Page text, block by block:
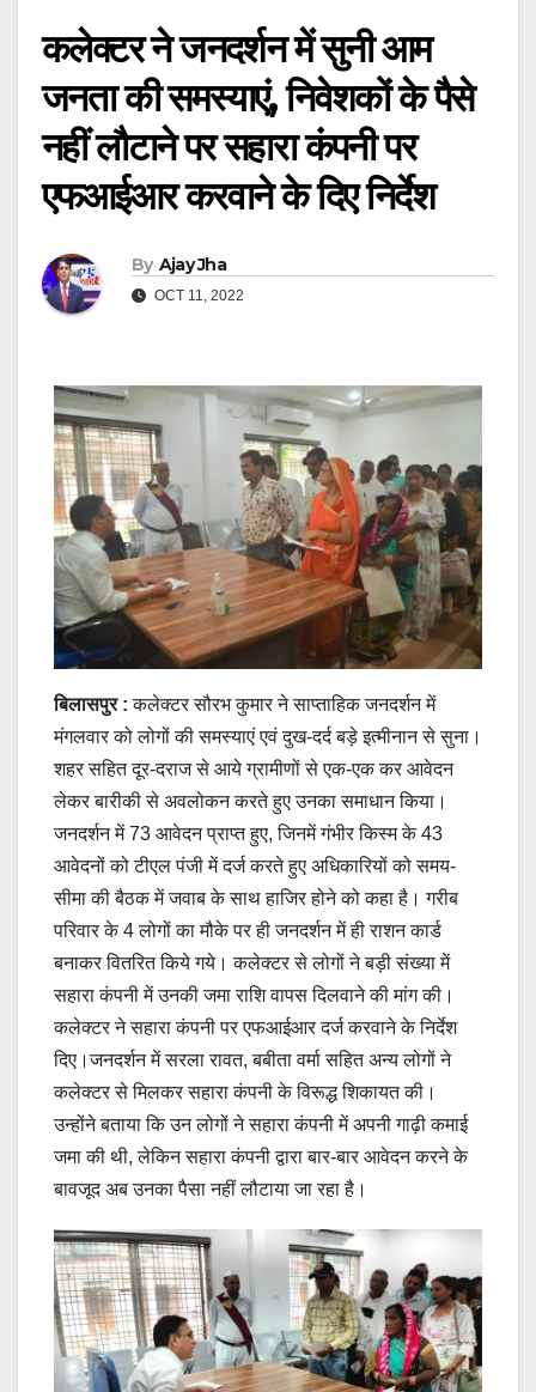
कलेक्टर ने जनदर्शन में सुनी आम
जनता की समस्याएं, निवेशकों के पैसे
नहीं लौटाने पर सहारा कंपनी पर
एफआईआर करवाने के दिए निर्देश
By Ajay Jha
OCT 11, 2022
बिलासपुर :कलेक्टर सौरभ कुमार ने साप्ताहिक जनदर्शन में
मंगलवार को लोगों की समस्याएं एवं दुख-दर्द बड़े इत्मीनान से सुना।
शहर सहित दूर-दराज से आये ग्रामीणों से एक-एक कर आवेदन
लेकर बारीकी से अवलोकन करते हुए उनका समाधान किया।
जनदर्शन में 73 आवेदन प्राप्त हुए, जिनमें गंभीर किस्म के 43
आवेदनों को टीएल पंजी में दर्ज करते हुए अधिकारियों को समय-
सीमा की बैठक में जवाब के साथ हाजिर होने को कहा है। गरीब
परिवार के 4 लोगों का मौके पर ही जनदर्शन में ही राशन कार्ड
बनाकर वितरित किये गये। कलेक्टर से लोगों ने बड़ी संख्या में
सहारा कंपनी में उनकी जमा राशि वापस दिलवाने की मांग की।
कलेक्टर ने सहारा कंपनी पर एफआईआर दर्ज करवाने के निर्देश
दिए।जनदर्शन में सरला रावत, बबीता वर्मा सहित अन्य लोगों ने
कलेक्टर से मिलकर सहारा कंपनी के विरूद्ध शिकायत की।
उन्होंने बताया कि उन लोगों ने सहारा कंपनी में अपनी गाढ़ी कमाई
जमा की थी, लेकिन सहारा कंपनी द्वारा बार-बार आवेदन करने के
बावजूद अब उनका पैसा नहीं लौटाया जा रहा है।